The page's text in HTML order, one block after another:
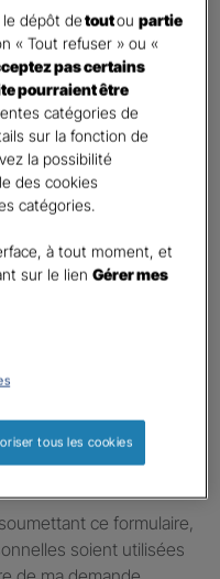
ce formulaire,
soient utilisées
dépôt detoutoupartie
« Tout refuser » ou «
pas certains
pourraient être
catégories de
sur la fonction de
la possibilité
des cookies
catégories.
à tout moment, et
sur le lienGérer mes
tous les cookies